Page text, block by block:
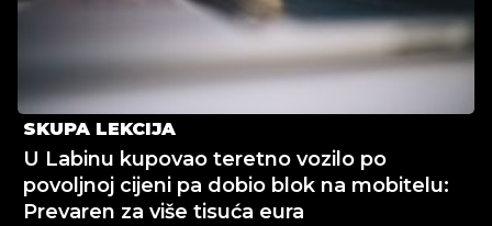
SKUPA LEKCIJA
U Labinu kupovao teretno vozilo po
povoljnoj cijeni pa dobio blok na mobitelu:
Prevaren za više tisuća eura